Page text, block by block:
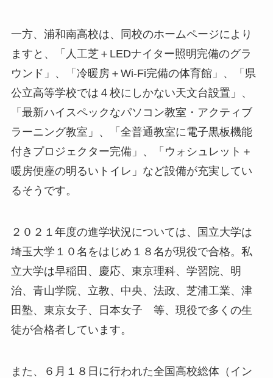
一方、浦和南高校は、同校のホームページにより
ますと、「人工芝＋LEDナイター照明完備のグラ
ウンド」、「冷暖房＋Wi-Fi完備の体育館」、「県
公立高等学校では４校にしかない天文台設置」、
「最新ハイスペックなパソコン教室・アクティブ
ラーニング教室」、「全普通教室に電子黒板機能
付きプロジェクター完備」、「ウォシュレット＋
暖房便座の明るいトイレ」など設備が充実してい
るそうです。
２０２１年度の進学状況については、国立大学は
埼玉大学１０名をはじめ１８名が現役で合格。私
立大学は早稲田、慶応、東京理科、学習院、明
治、青山学院、立教、中央、法政、芝浦工業、津
田塾、東京女子、日本女子 等、現役で多くの生
徒が合格者しています。
また、６月１８日に行われた全国高校総体（イン